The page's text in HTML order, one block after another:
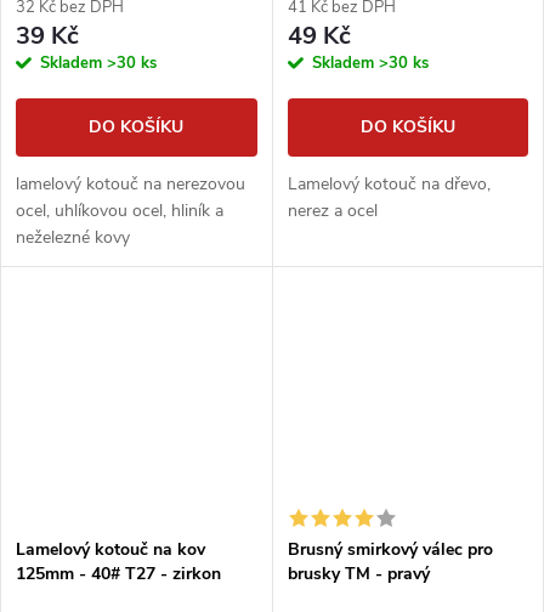
32 Kč bez DPH
39 Kč
Skladem >30 ks
DO KOŠÍKU
lamelový kotouč na nerezovou
ocel, uhlíkovou ocel, hliník a
neželezné kovy
41 Kč bez DPH
49 Kč
Skladem >30 ks
DO KOŠÍKU
Lamelový kotouč na dřevo,
nerez a ocel
Lamelový kotouč na kov
125mm - 40# T27 - zirkon
Brusný smirkový válec pro
brusky TM - pravý